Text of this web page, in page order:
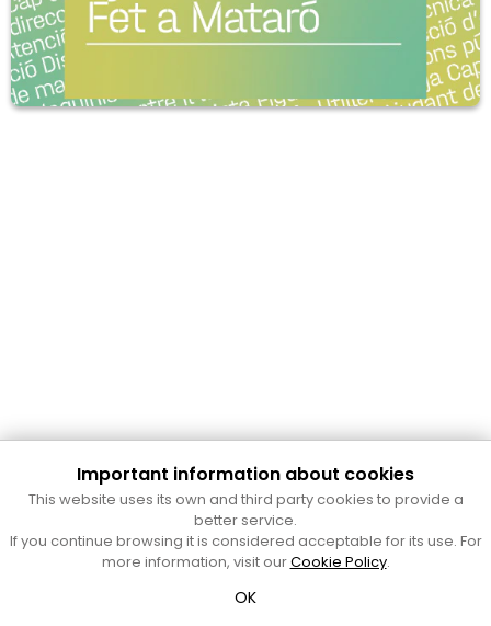
Cultura Mataró
Ajuntament de Mataró
C. de Sant Josep, 9 (Mataró, 08302)
Horari d'obertura: dilluns, dimecres i divendres de 10 a 13 h.
al telèfon al 93 758 23 61
Important information about cookies
This website uses its own and third party cookies to provide a
better service.
If you continue browsing it is considered acceptable for its use. For
more information, visit ourCookie Policy.
OK